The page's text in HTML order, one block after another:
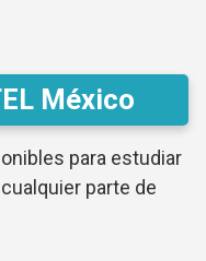
México
para estudiar
parte de